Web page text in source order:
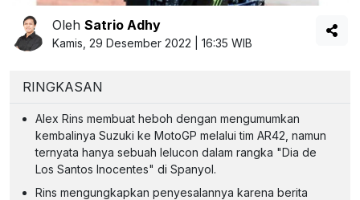
Oleh Satrio Adhy
Kamis, 29 Desember 2022 | 16:35 WIB
RINGKASAN
Alex Rins membuat heboh dengan mengumumkan
kembalinya Suzuki ke MotoGP melalui tim AR42, namun
ternyata hanya sebuah lelucon dalam rangka "Dia de
Los Santos Inocentes" di Spanyol.
Rins mengungkapkan penyesalannya karena berita